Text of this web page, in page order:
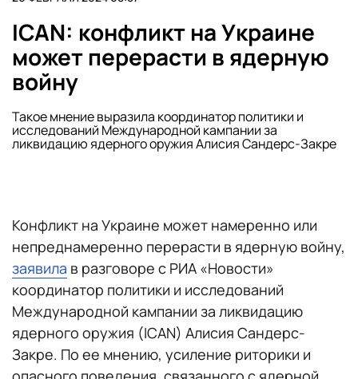
ICAN: конфликт на Украине
может перерасти в ядерную
войну
Такое мнение выразила координатор политики и
исследований Международной кампании за
ликвидацию ядерного оружия Алисия Сандерс-Закре
Конфликт на Украине может намеренно или
непреднамеренно перерасти в ядерную войну,
заявила в разговоре с РИА «Новости»
координатор политики и исследований
Международной кампании за ликвидацию
ядерного оружия (ICAN) Алисия Сандерс-
Закре. По ее мнению, усиление риторики и